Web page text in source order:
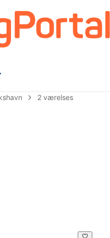
2 værelses